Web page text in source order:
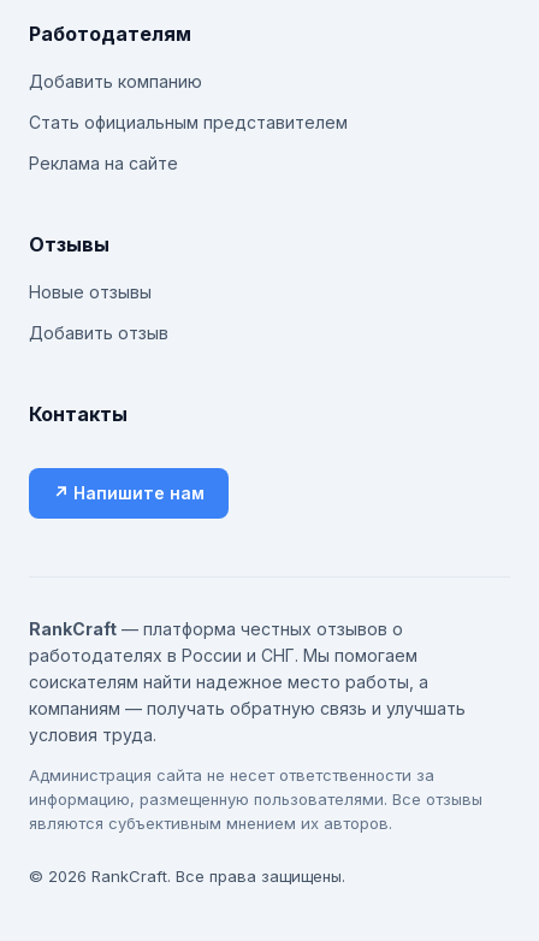
Работодателям
Добавить компанию
Стать официальным представителем
Реклама на сайте
Отзывы
Новые отзывы
Добавить отзыв
Контакты
↗ Напишите нам
RankCraft — платформа честных отзывов о
работодателях в России и СНГ. Мы помогаем
соискателям найти надежное место работы, а
компаниям — получать обратную связь и улучшать
условия труда.
Администрация сайта не несет ответственности за
информацию, размещенную пользователями. Все отзывы
являются субъективным мнением их авторов.
© 2026 RankCraft. Все права защищены.